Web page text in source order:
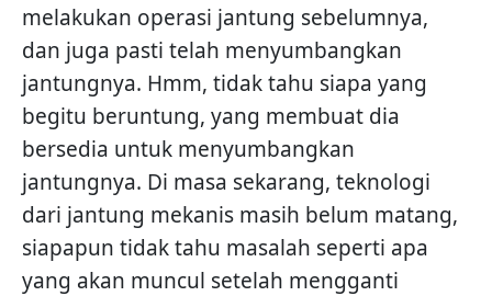
melakukan operasi jantung sebelumnya,
dan juga pasti telah menyumbangkan
jantungnya. Hmm, tidak tahu siapa yang
begitu beruntung, yang membuat dia
bersedia untuk menyumbangkan
jantungnya. Di masa sekarang, teknologi
dari jantung mekanis masih belum matang,
siapapun tidak tahu masalah seperti apa
yang akan muncul setelah mengganti